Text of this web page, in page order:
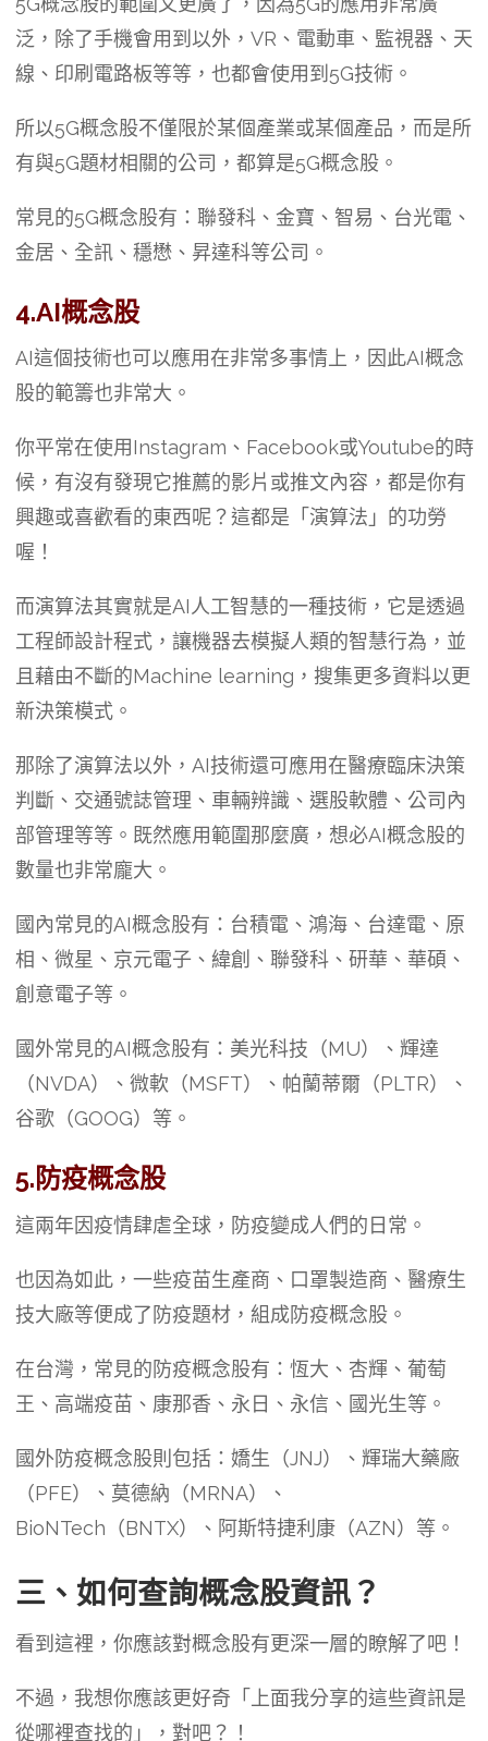
泛，除了手機會用到以外，VR、電動車、監視器、天
線、印刷電路板等等，也都會使用到5G技術。
所以5G概念股不僅限於某個產業或某個產品，而是所
有與5G題材相關的公司，都算是5G概念股。
常見的5G概念股有：聯發科、金寶、智易、台光電、
金居、全訊、穩懋、昇達科等公司。
4.AI概念股
AI這個技術也可以應用在非常多事情上，因此AI概念
股的範籌也非常大。
你平常在使用Instagram、Facebook或Youtube的時
候，有沒有發現它推薦的影片或推文內容，都是你有
興趣或喜歡看的東西呢？這都是「演算法」的功勞
喔！
而演算法其實就是AI人工智慧的一種技術，它是透過
工程師設計程式，讓機器去模擬人類的智慧行為，並
且藉由不斷的Machine learning，搜集更多資料以更
新決策模式。
那除了演算法以外，AI技術還可應用在醫療臨床決策
判斷、交通號誌管理、車輛辨識、選股軟體、公司內
部管理等等。既然應用範圍那麼廣，想必AI概念股的
數量也非常龐大。
國內常見的AI概念股有：台積電、鴻海、台達電、原
相、微星、京元電子、緯創、聯發科、研華、華碩、
創意電子等。
國外常見的AI概念股有：美光科技（MU）、輝達
（NVDA）、微軟（MSFT）、帕蘭蒂爾（PLTR）、
谷歌（GOOG）等。
5.防疫概念股
這兩年因疫情肆虐全球，防疫變成人們的日常。
也因為如此，一些疫苗生產商、口罩製造商、醫療生
技大廠等便成了防疫題材，組成防疫概念股。
在台灣，常見的防疫概念股有：恆大、杏輝、葡萄
王、高端疫苗、康那香、永日、永信、國光生等。
國外防疫概念股則包括：嬌生（JNJ）、輝瑞大藥廠
（PFE）、莫德納（MRNA）、
BioNTech（BNTX）、阿斯特捷利康（AZN）等。
三、如何查詢概念股資訊？
看到這裡，你應該對概念股有更深一層的瞭解了吧！
不過，我想你應該更好奇「上面我分享的這些資訊是
從哪裡查找的」，對吧？！